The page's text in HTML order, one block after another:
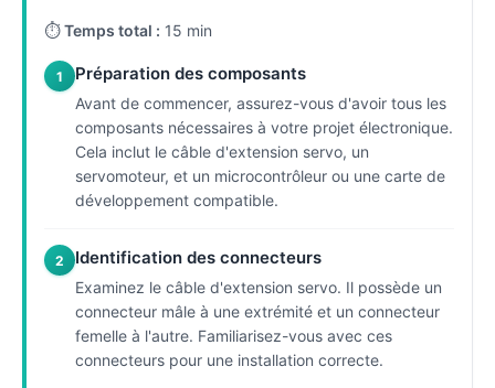
⏱Temps total : 15 min
1 Préparation des composants
Avant de commencer, assurez-vous d'avoir tous les
composants nécessaires à votre projet électronique.
Cela inclut le câble d'extension servo, un
servomoteur, et un microcontrôleur ou une carte de
développement compatible.
2 Identification des connecteurs
Examinez le câble d'extension servo. Il possède un
connecteur mâle à une extrémité et un connecteur
femelle à l'autre. Familiarisez-vous avec ces
connecteurs pour une installation correcte.